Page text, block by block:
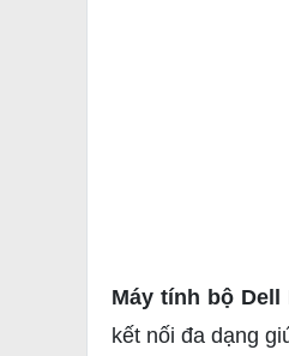
Máy tính bộ Dell
kết nối đa dạng